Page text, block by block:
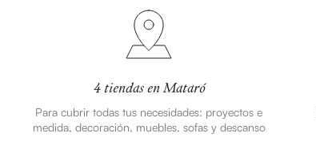
4 tiendas en Mataró
Para cubrir todas tus necesidades: proyectos e
medida, decoración, muebles, sofas y descanso